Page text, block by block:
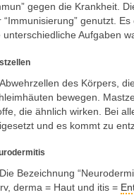
gegen die Krankheit.
“Immunisierung” genutzt.
unterschiedliche Aufgaben
Abwehrzellen des Körpers,
bewegen.
die ähnlich wirken. Bei
und es kommt zu
Die Bezeichnung
derma = Haut und itis =